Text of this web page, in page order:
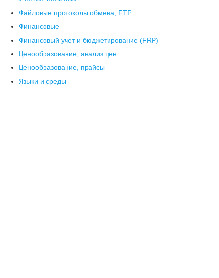
Файловые протоколы обмена, FTP
Финансовые
Финансовый учет и бюджетирование (FRP)
Ценообразование, анализ цен
Ценообразование, прайсы
Языки и среды